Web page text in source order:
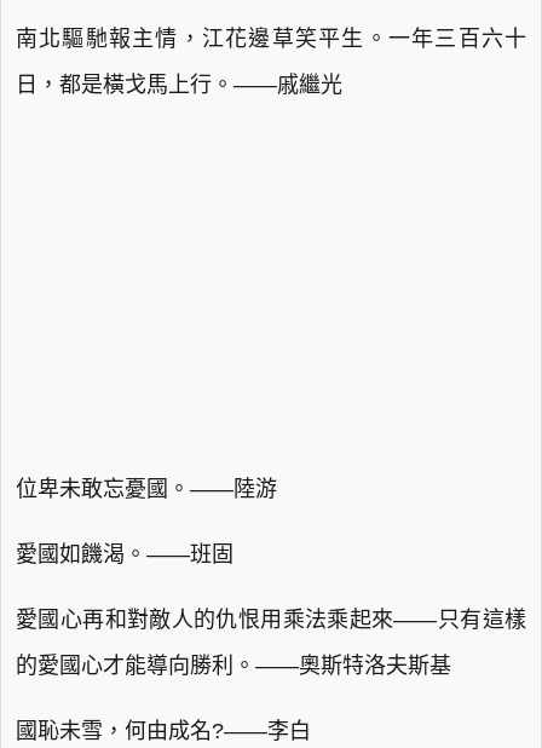
南北驅馳報主情，江花邊草笑平生。一年三百六十
日，都是橫戈馬上行。——戚繼光
位卑未敢忘憂國。——陸游
愛國如饑渴。——班固
愛國心再和對敵人的仇恨用乘法乘起來——只有這樣
的愛國心才能導向勝利。——奧斯特洛夫斯基
國恥未雪，何由成名?——李白